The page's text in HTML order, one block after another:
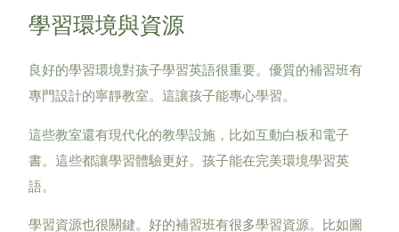
學習環境與資源
良好的學習環境對孩子學習英語很重要。優質的補習班有
專門設計的寧靜教室。這讓孩子能專心學習。
這些教室還有現代化的教學設施，比如互動白板和電子
書。這些都讓學習體驗更好。孩子能在完美環境學習英
語。
學習資源也很關鍵。好的補習班有很多學習資源。比如圖